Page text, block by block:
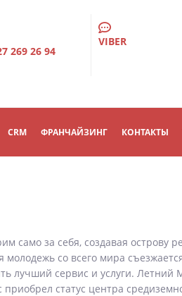
269 26 94
VIBER
CRM ФРАНЧАЙЗИНГ КОНТАКТЫ
само за себя, создавая
со всего мира
лучший сервис и услуги.
статус центра